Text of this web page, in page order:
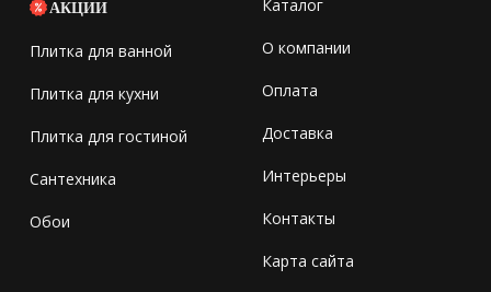
АКЦИИ
Плитка для ванной
Плитка для кухни
Плитка для гостиной
Сантехника
Обои
Каталог
О компании
Оплата
Доставка
Интерьеры
Контакты
Карта сайта